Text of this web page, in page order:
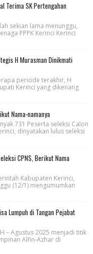
Terima SK Pertengahan
sekian lama menunggu,
PPPK Kerinci Kerinci
H Murasman Dinikmati
periode terakhir, H
Kerinci yang dikenang
Nama-namanya
731 Peserta seleksi Calon
dinyatakan lulus seleksi
CPNS, Berikut Nama
Kabupaten Kerinci,
(12/1) mengumumkan
Lumpuh di Tangan Pejabat
– Agustus 2025 menjadi titik
Alfin-Azhar di